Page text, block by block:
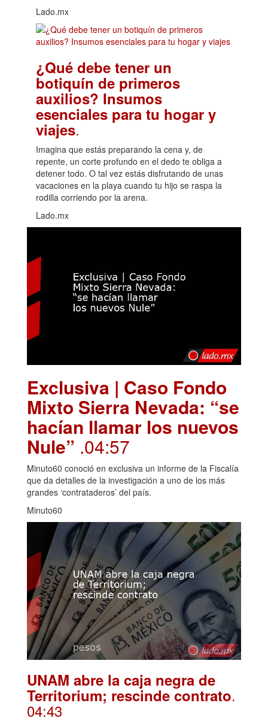
Lado.mx
¿Qué debe tener un
botiquín de primeros
auxilios? Insumos
esenciales para tu hogar y
viajes.
Imagina que estás preparando la cena y, de
repente, un corte profundo en el dedo te obliga a
detener todo. O tal vez estás disfrutando de unas
vacaciones en la playa cuando tu hijo se raspa la
rodilla corriendo por la arena.
Lado.mx
Exclusiva | Caso Fondo
Mixto Sierra Nevada: “se
hacían llamar los nuevos
Nule” .04:57
Minuto60 conoció en exclusiva un informe de la Fiscalía
que da detalles de la investigación a uno de los más
grandes ‘contrataderos’ del país.
Minuto60
UNAM abre la caja negra de
Territorium; rescinde contrato.
04:43